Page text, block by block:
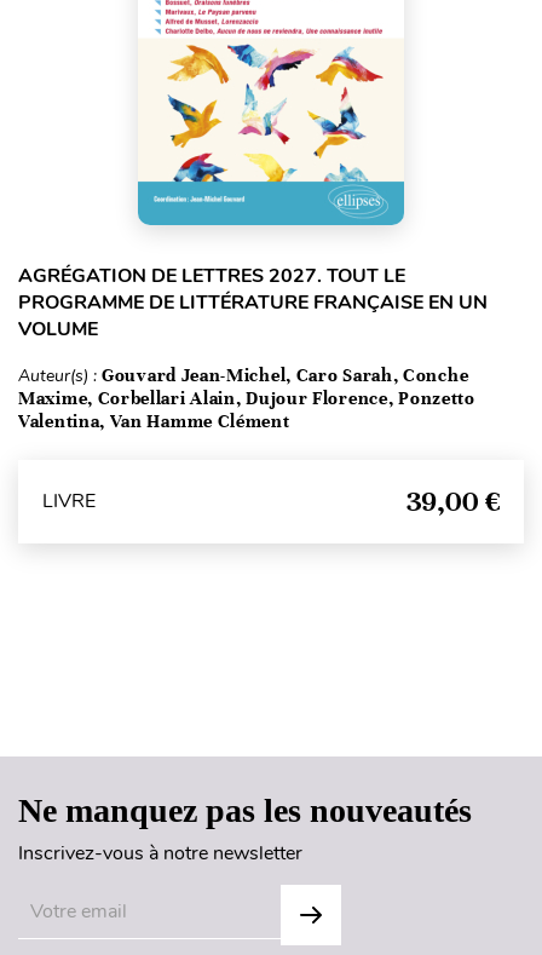
AGRÉGATION DE LETTRES 2027. TOUT LE
PROGRAMME DE LITTÉRATURE FRANÇAISE EN UN
VOLUME
Auteur(s) : Gouvard Jean-Michel, Caro Sarah, Conche
Maxime, Corbellari Alain, Dujour Florence, Ponzetto
Valentina, Van Hamme Clément
LIVRE 39,00 €
Ne manquez pas les nouveautés
Inscrivez-vous à notre newsletter